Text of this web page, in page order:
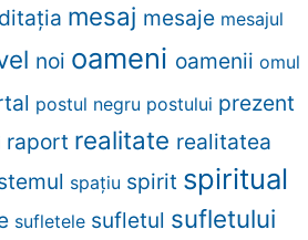
mesaj mesaje mesajul
noi oameni oameniiomul
postul negru postului prezent
raport realitate realitatea
spațiu spirit spiritual
sufletele sufletul sufletului